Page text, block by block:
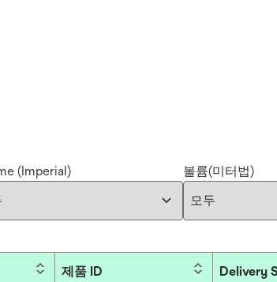
(Imperial) 볼륨(미터법)
제품 ID Delivery